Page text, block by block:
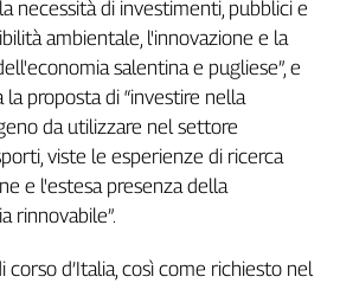
necessità di investimenti, pubblici e
ambientale, l'innovazione e la
salentina e pugliese”, e
la proposta di “investire nella
da utilizzare nel settore
viste le esperienze di ricerca
e l'estesa presenza della
rinnovabile”.
corso d’Italia, così come richiesto nel